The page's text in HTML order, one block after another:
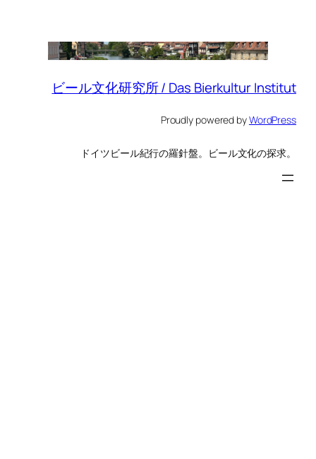
ビール文化研究所 / Das Bierkultur Institut
Proudly powered byWordPress
ドイツビール紀行の羅針盤。ビール文化の探求。